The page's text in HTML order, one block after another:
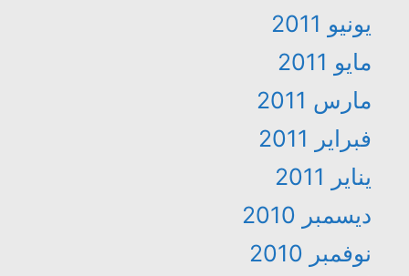
يونيو 2011
مايو 2011
مارس 2011
فبراير 2011
يناير 2011
ديسمبر 2010
نوفمبر 2010